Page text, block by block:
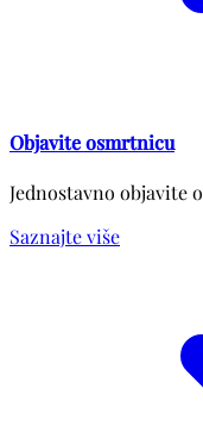
Objavite osmrtnicu
Jednostavno objavite
Saznajte više